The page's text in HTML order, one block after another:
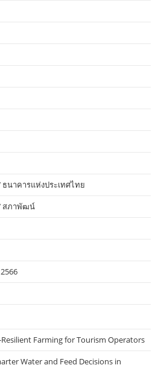
นาคารแห่งประเทศไทย
สภาพัฒน์
Farming for Tourism Operators
Water and Feed Decisions in